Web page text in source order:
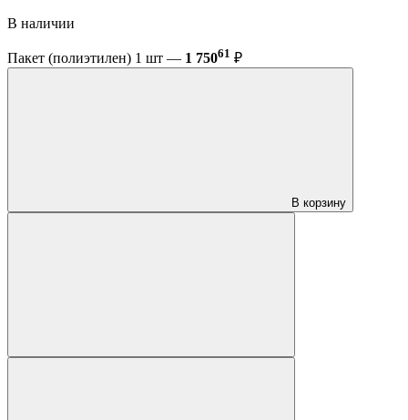
В наличии
Пакет (полиэтилен) 1 шт — 1 75061 ₽
В корзину